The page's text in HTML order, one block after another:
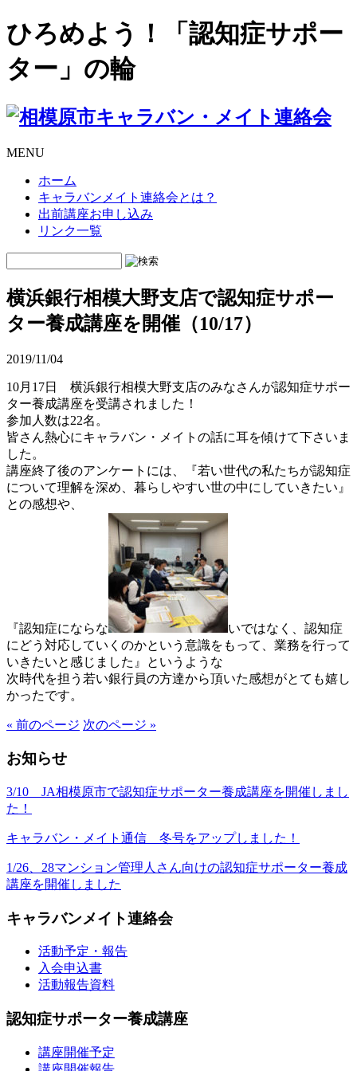
ひろめよう！「認知症サポー
ター」の輪
MENU
ホーム
キャラバンメイト連絡会とは？
出前講座お申し込み
リンク一覧
横浜銀行相模大野支店で認知症サポー
ター養成講座を開催（10/17）
2019/11/04
10月17日 横浜銀行相模大野支店のみなさんが認知症サポー
ター養成講座を受講されました！
参加人数は22名。
皆さん熱心にキャラバン・メイトの話に耳を傾けて下さいま
した。
講座終了後のアンケートには、『若い世代の私たちが認知症
について理解を深め、暮らしやすい世の中にしていきたい』
との感想や、
『認知症にならな
いではなく、認知症
にどう対応していくのかとい う意識をもって、業務を行って
いきたいと感じました』
というような
次時代を担う若い銀行員の方達から頂いた感想がとても嬉し
かったです。
« 前のページ 次のページ »
お知らせ
3/10 JA相模原市で認知症サポーター養成講座を開催しまし
た！
キャラバン・メイト通信 冬号をアップしました！
1/26、28マンション管理人さん向けの認知症サポーター養成
講座を開催しました
キャラバンメイト連絡会
活動予定・報告
入会申込書
活動報告資料
認知症サポーター養成講座
講座開催予定